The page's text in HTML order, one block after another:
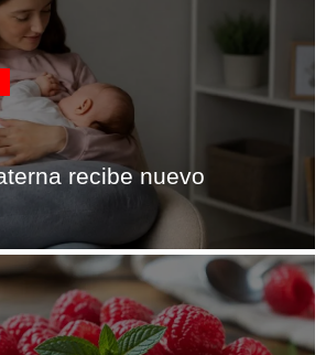
recibe nuevo